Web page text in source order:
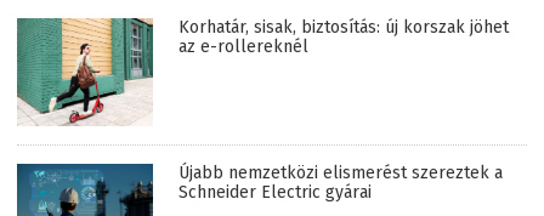
Korhatár, sisak, biztosítás: új korszak jöhet
az e-rollereknél
Újabb nemzetközi elismerést szereztek a
Schneider Electric gyárai